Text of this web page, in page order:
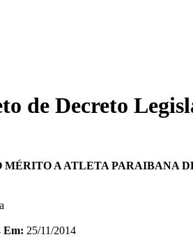
de Decreto
A ATLETA PARAIBANA
Em: 25/11/2014